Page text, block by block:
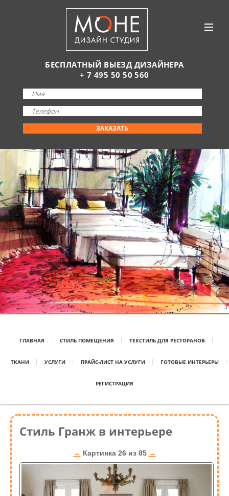
БЕСПЛАТНЫЙ ВЫЕЗД ДИЗАЙНЕРА
+ 7 495 50 50 560
ЗАКАЗАТЬ
ГЛАВНАЯ СТИЛЬ ПОМЕЩЕНИЯ ТЕКСТИЛЬ ДЛЯ РЕСТОРАНОВ
ТКАНИ УСЛУГИ ПРАЙС-ЛИСТ НА УСЛУГИ ГОТОВЫЕ ИНТЕРЬЕРЫ
РЕГИСТРАЦИЯ
Стиль Гранж в интерьере
← Картинка 26 из 85 →